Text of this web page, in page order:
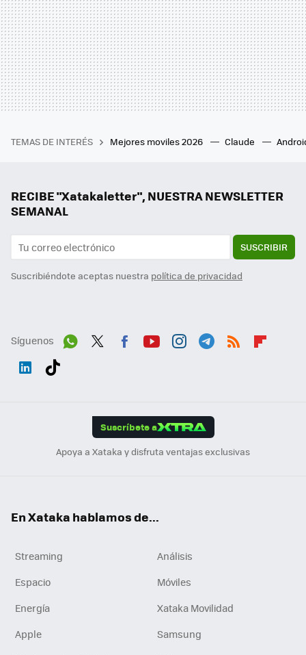
TEMAS DE INTERÉS Mejores moviles 2026 Claude
RECIBE "Xatakaletter", NUESTRA NEWSLETTER
SEMANAL
SUSCRIBIR
Suscribiéndote aceptas nuestra política de privacidad
Síguenos
Suscríbete a
Apoya a Xataka y disfruta ventajas exclusivas
En Xataka hablamos de...
Streaming
Análisis
Espacio
Móviles
Energía
Xataka Movilidad
Apple
Samsung